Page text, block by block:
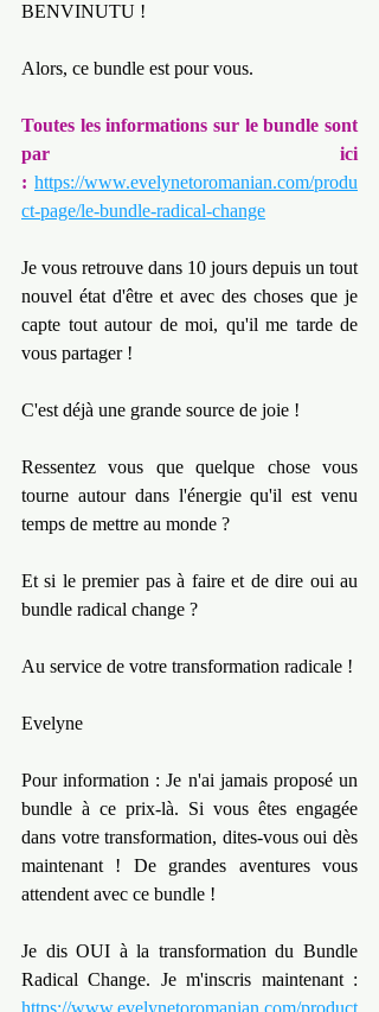
BENVINUTU !
Alors, ce bundle est pour vous.
Toutes les informations sur le bundle sont
par ici
: https://www.evelynetoromanian.com/produ
ct-page/le-bundle-radical-change
Je vous retrouve dans 10 jours depuis un tout
nouvel état d'être et avec des choses que je
capte tout autour de moi, qu'il me tarde de
vous partager !
C'est déjà une grande source de joie !
Ressentez vous que quelque chose vous
tourne autour dans l'énergie qu'il est venu
temps de mettre au monde ?
Et si le premier pas à faire et de dire oui au
bundle radical change ?
Au service de votre transformation radicale !
Evelyne
Pour information : Je n'ai jamais proposé un
bundle à ce prix-là. Si vous êtes engagée
dans votre transformation, dites-vous oui dès
maintenant ! De grandes aventures vous
attendent avec ce bundle !
Je dis OUI à la transformation du Bundle
https://www.evelynetoromanian.com/product